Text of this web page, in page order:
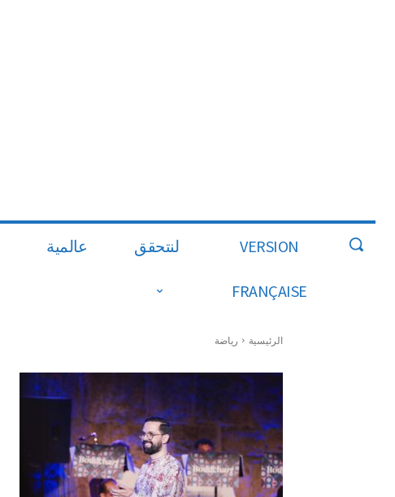
VERSION
FRANÇAISE
لنتحقق عالمية
الرئيسية رياضة